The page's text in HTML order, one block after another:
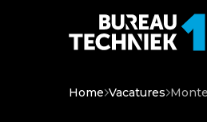
Home Vacatures